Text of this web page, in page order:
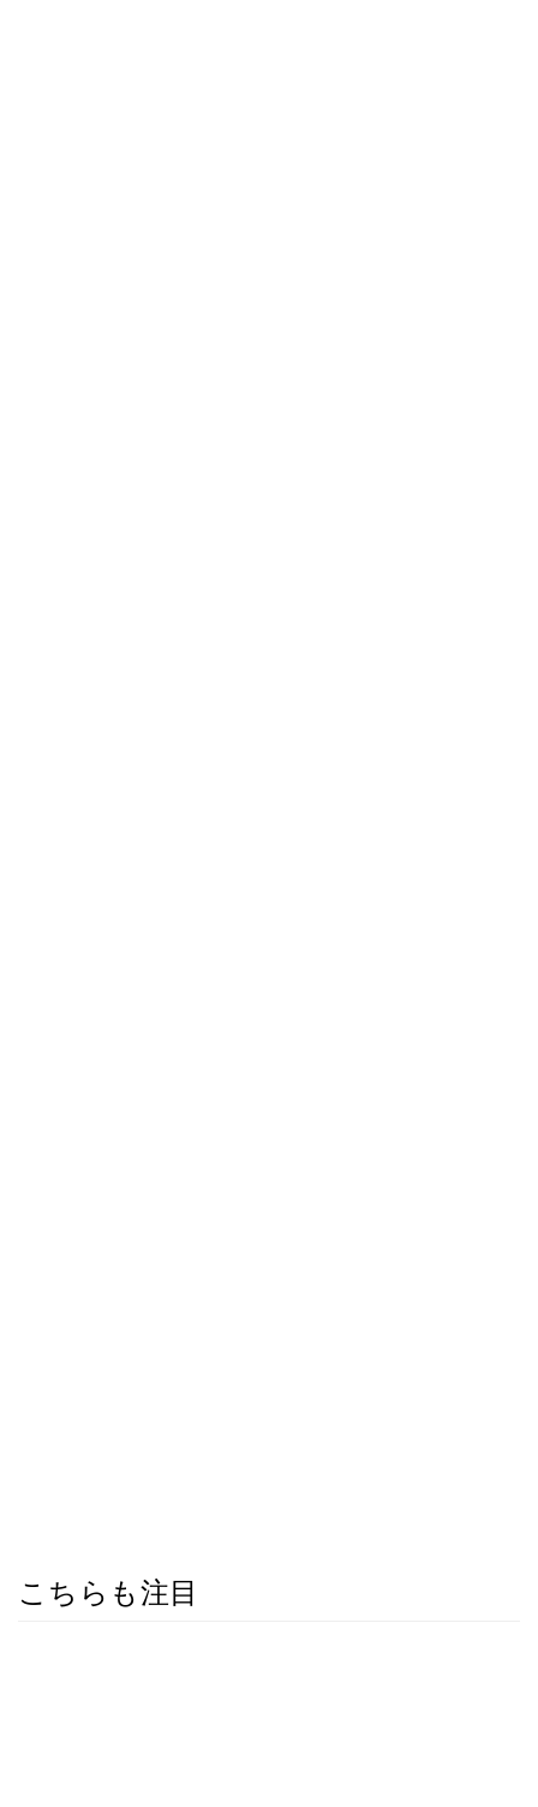
こちらも注目